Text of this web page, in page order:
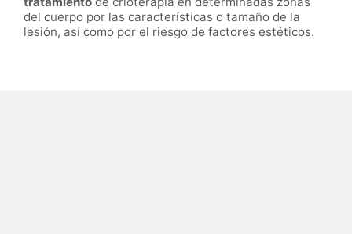
del cuerpo por las características o tamaño de la
lesión, así como por el riesgo de factores estéticos.